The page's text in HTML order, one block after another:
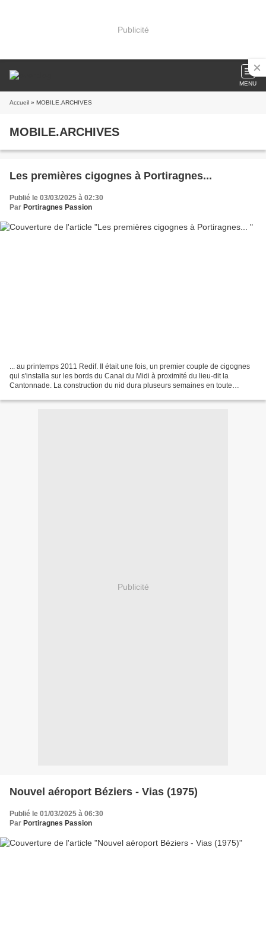
Publicité
MENU
Accueil » MOBILE.ARCHIVES
MOBILE.ARCHIVES
Les premières cigognes à Portiragnes...
Publié le 03/03/2025 à 02:30
Par Portiragnes Passion
... au printemps 2011 Redif. Il était une fois, un premier couple de cigognes
qui s'installa sur les bords du Canal du Midi à proximité du lieu-dit la
Cantonnade. La construction du nid dura pluseurs semaines en toute
Publicité
Nouvel aéroport Béziers - Vias (1975)
Publié le 01/03/2025 à 06:30
Par Portiragnes Passion